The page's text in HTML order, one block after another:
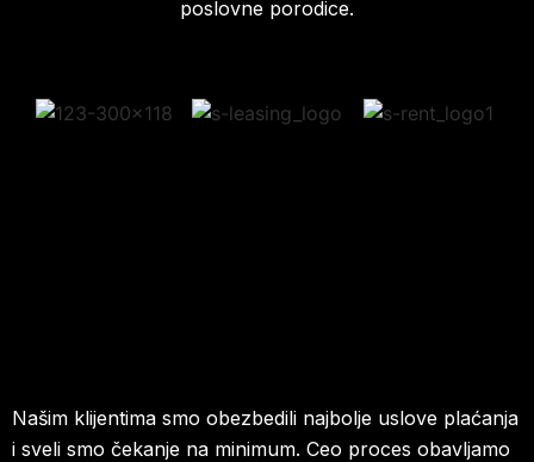
poslovne porodice.
Našim klijentima smo obezbedili najbolje uslove plaćanja
i sveli smo čekanje na minimum. Ceo proces obavljamo